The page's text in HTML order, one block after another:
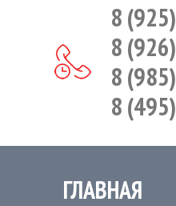
8 (925)
8 (926)
8 (985)
8 (495)
ГЛАВНАЯ